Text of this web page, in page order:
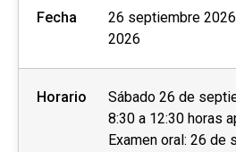
Fecha
26 septiembre
2026
Horario
Sábado 26 de
8:30 a 12:30 horas
Examen oral: 26 de